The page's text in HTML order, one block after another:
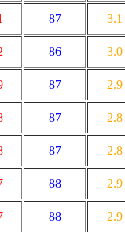
87
3.1
86
3.0
87
2.9
87
2.8
87
2.8
88
2.9
88 2.9